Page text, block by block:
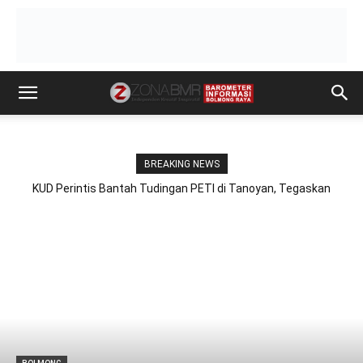
BREAKING NEWS
KUD Perintis Bantah Tudingan PETI di Tanoyan, Tegaskan